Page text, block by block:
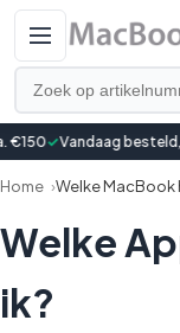
Zoeken
✓Vandaag besteld,
Home Welke MacBook
Welke
ik?